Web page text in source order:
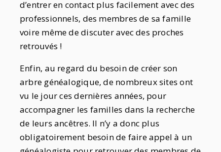
d’entrer en contact plus facilement avec des
professionnels, des membres de sa famille
voire même de discuter avec des proches
retrouvés !
Enfin, au regard du besoin de créer son
arbre généalogique, de nombreux sites ont
vu le jour ces dernières années, pour
accompagner les familles dans la recherche
de leurs ancêtres. Il n’y a donc plus
obligatoirement besoin de faire appel à un